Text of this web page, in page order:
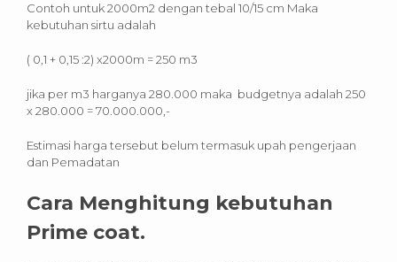
Contoh untuk 2000m2 dengan tebal 10/15 cm Maka
kebutuhan sirtu adalah
( 0,1 + 0,15 :2) x2000m = 250 m3
jika per m3 harganya 280.000 maka budgetnya adalah 250
x 280.000 = 70.000.000,-
Estimasi harga tersebut belum termasuk upah pengerjaan
dan Pemadatan
Cara Menghitung kebutuhan
Prime coat.